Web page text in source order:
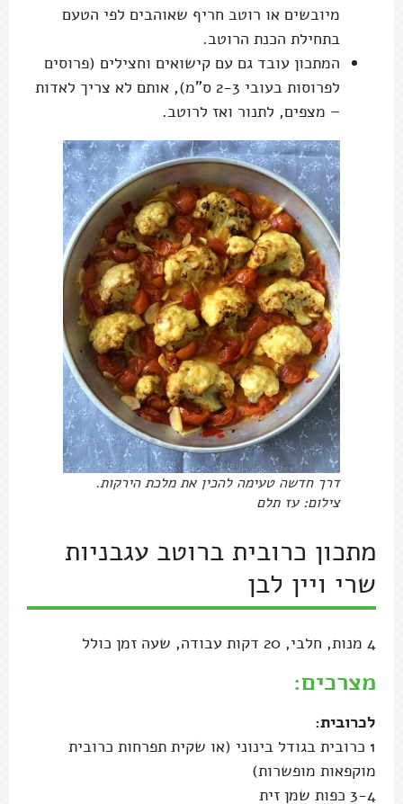
מיובשים או רוטב חריף שאוהבים לפי הטעם
בתחילת הכנת הרוטב.
המתכון עובד גם עם קישואים וחצילים (פרוסים
לפרוסות בעובי 2-3 ס"מ), אותם לא צריך לאדות
– מצפים, לתנור ואז לרוטב.
דרך חדשה טעימה להכין את מלכת הירקות.
צילום: עז תלם
מתכון כרובית ברוטב עגבניות
שרי ויין לבן
4 מנות, חלבי, 20 דקות עבודה, שעה זמן כולל
מצרכים:
לכרובית:
1 כרובית בגודל בינוני (או שקית תפרחות כרובית
מוקפאות מופשרות)
3-4 כפות שמן זית